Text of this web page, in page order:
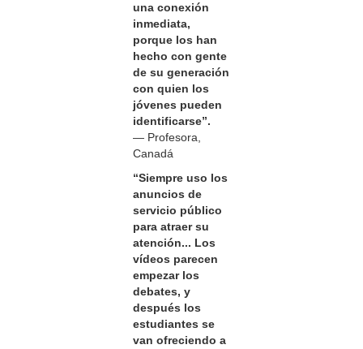
una conexión
inmediata,
porque los han
hecho con gente
de su generación
con quien los
jóvenes pueden
identificarse”.
— Profesora,
Canadá
“Siempre uso los
anuncios de
servicio público
para atraer su
atención... Los
vídeos parecen
empezar los
debates, y
después los
estudiantes se
van ofreciendo a